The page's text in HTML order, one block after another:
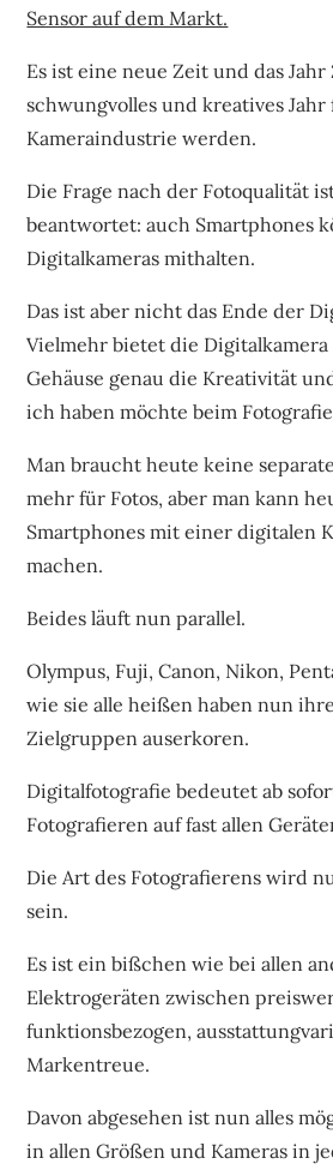
Sensor auf dem Markt.
Es ist eine neue Zeit und das
schwungvolles und kreatives Jahr
Kameraindustrie werden.
Die Frage nach der Fotoqualität
beantwortet: auch Smartphones
Digitalkameras mithalten.
Das ist aber nicht das Ende der
Vielmehr bietet die
Gehäuse genau die Kreativität
ich haben möchte beim
Man braucht heute keine
mehr für Fotos, aber man kann
Smartphones mit einer digitalen
machen.
Beides läuft nun parallel.
Olympus, Fuji, Canon, Nikon,
wie sie alle heißen haben nun
Zielgruppen auserkoren.
Digitalfotografie bedeutet ab
Fotografieren auf fast allen
Die Art des Fotografierens wird
sein.
Es ist ein bißchen wie bei allen
Elektrogeräten zwischen
funktionsbezogen,
Markentreue.
Davon abgesehen ist nun alles
in allen Größen und Kameras in